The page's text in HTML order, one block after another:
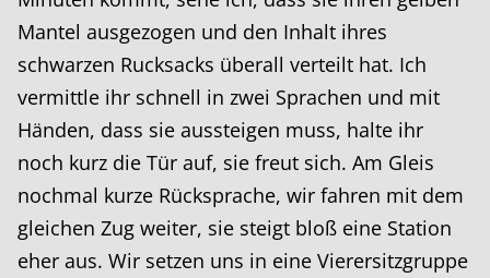
Mantel ausgezogen und den Inhalt ihres
schwarzen Rucksacks überall verteilt hat. Ich
vermittle ihr schnell in zwei Sprachen und mit
Händen, dass sie aussteigen muss, halte ihr
noch kurz die Tür auf, sie freut sich. Am Gleis
nochmal kurze Rücksprache, wir fahren mit dem
gleichen Zug weiter, sie steigt bloß eine Station
eher aus. Wir setzen uns in eine Vierersitzgruppe